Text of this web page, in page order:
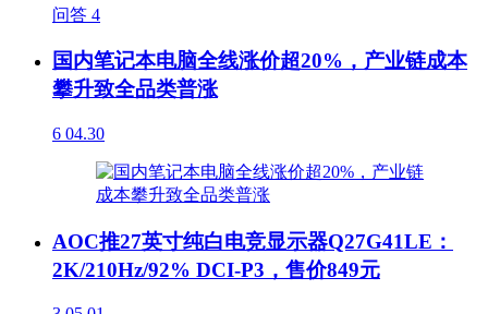
问答 4
国内笔记本电脑全线涨价超20%，产业链成本
攀升致全品类普涨
6 04.30
AOC推27英寸纯白电竞显示器Q27G41LE：
2K/210Hz/92% DCI-P3，售价849元